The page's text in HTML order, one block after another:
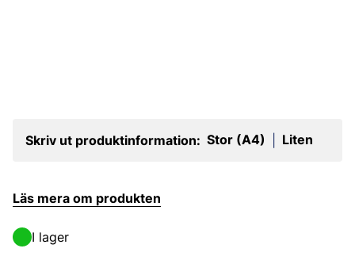
Skriv ut produktinformation: Stor (A4) Liten
Läs mera om produkten
I lager